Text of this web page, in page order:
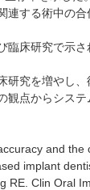
連する術中の
臨床研究で示
研究を増やし
観点からシス
and the
implant
RE. Clin Oral